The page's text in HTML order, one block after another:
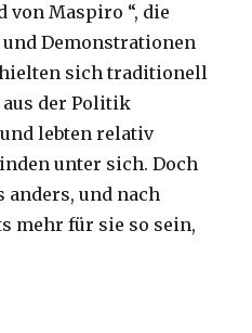
von Maspiro “, die
Demonstrationen
sich traditionell
der Politik
lebten relativ
unter sich. Doch
anders, und nach
mehr für sie so sein,